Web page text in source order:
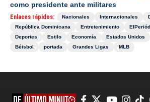
como presidente ante militares
Enlaces rápidos: Nacionales Internacionales
República Dominicana
Entretenimiento
Deportes
Estilo Economía Estados Unidos
Béisbol
portada Grandes Ligas MLB